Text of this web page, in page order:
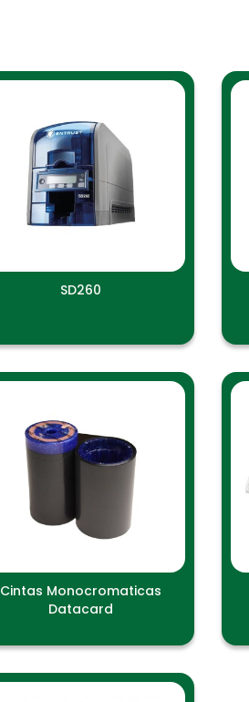
SD260
Cintas Monocromaticas
Datacard